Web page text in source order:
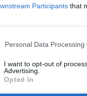
Participants that
Personal Data Processing
I want to opt-out of
Advertising.
Opted In